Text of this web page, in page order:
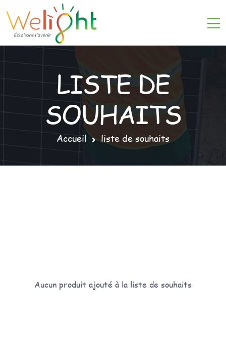
LISTE DE
SOUHAITS
Accueil liste de souhaits
Aucun produit ajouté à la liste de souhaits